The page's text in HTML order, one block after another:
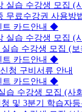
실습 수강생 모집 (
무료수강권 사용방
트 카드안내 ◆
실습 수강생 모집 (
실습 수강생 모집 (
트 카드안내 ◆
청 구비서류 안내
트 카드안내 ◆
습 수강생 모집 (사
및 3분기 학습자